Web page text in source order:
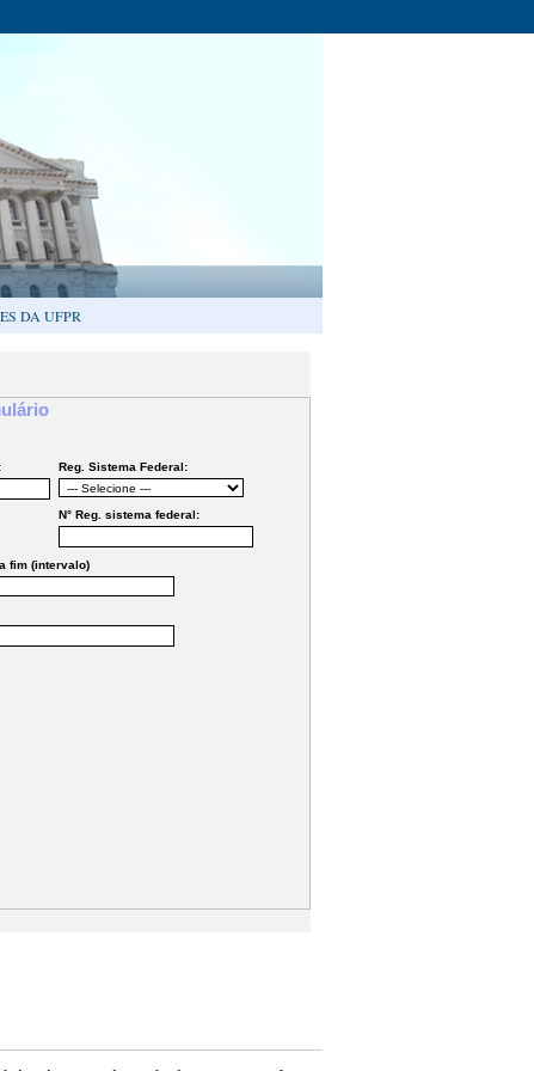
DA UFPR
Reg. Sistema Federal:
N° Reg. sistema federal:
fim (intervalo)